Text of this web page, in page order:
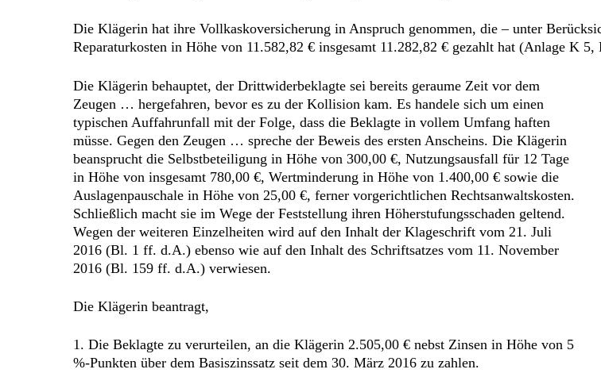
Die Klägerin hat ihre Vollkaskoversicherung in Anspruch genommen, die – unter
Reparaturkosten in Höhe von 11.582,82 € insgesamt 11.282,82 € gezahlt hat (Anlage K
Die Klägerin behauptet, der Drittwiderbeklagte sei bereits geraume Zeit vor dem
Zeugen … hergefahren, bevor es zu der Kollision kam. Es handele sich um einen
typischen Auffahrunfall mit der Folge, dass die Beklagte in vollem Umfang haften
müsse. Gegen den Zeugen … spreche der Beweis des ersten Anscheins. Die Klägerin
beansprucht die Selbstbeteiligung in Höhe von 300,00 €, Nutzungsausfall für 12 Tage
in Höhe von insgesamt 780,00 €, Wertminderung in Höhe von 1.400,00 € sowie die
Auslagenpauschale in Höhe von 25,00 €, ferner vorgerichtlichen Rechtsanwaltskosten.
Schließlich macht sie im Wege der Feststellung ihren Höherstufungsschaden geltend.
Wegen der weiteren Einzelheiten wird auf den Inhalt der Klageschrift vom 21. Juli
2016 (Bl. 1 ff. d.A.) ebenso wie auf den Inhalt des Schriftsatzes vom 11. November
2016 (Bl. 159 ff. d.A.) verwiesen.
Die Klägerin beantragt,
1. Die Beklagte zu verurteilen, an die Klägerin 2.505,00 € nebst Zinsen in Höhe von 5
%-Punkten über dem Basiszinssatz seit dem 30. März 2016 zu zahlen.